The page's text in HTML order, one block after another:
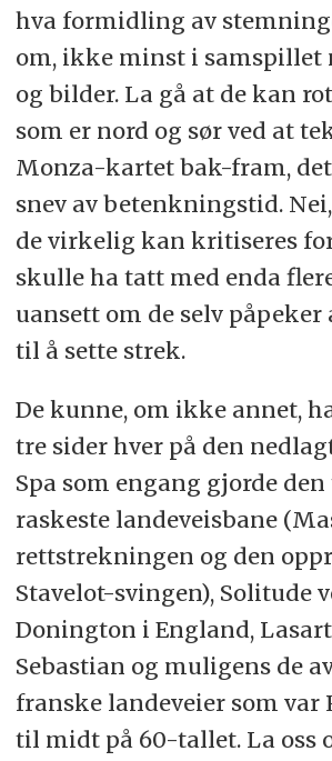
hva formidling av
om, ikke minst i samspillet
og bilder. La gå at de kan
som er nord og sør ved at
Monza-kartet bak-fram,
snev av betenkningstid.
de virkelig kan kritiseres
skulle ha tatt med enda
uansett om de selv påpeker
til å sette strek.
De kunne, om ikke annet,
tre sider hver på den
Spa som engang gjorde
raskeste landeveisbane
rettstrekningen og den
Stavelot-svingen), Solitude
Donington i England,
Sebastian og muligens de
franske landeveier som var
til midt på 60-tallet. La oss